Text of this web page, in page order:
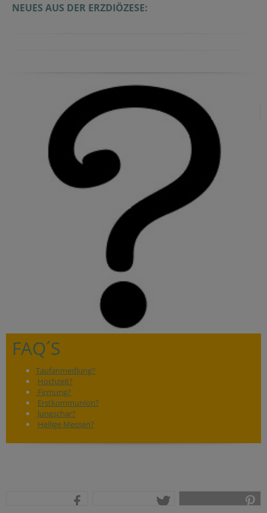
NEUES AUS DER ERZDIÖZESE:
FAQ´S
Taufanmedlung?
Hochzeit?
Firmung?
Erstkommunion?
Jungschar?
Heilige Messen?